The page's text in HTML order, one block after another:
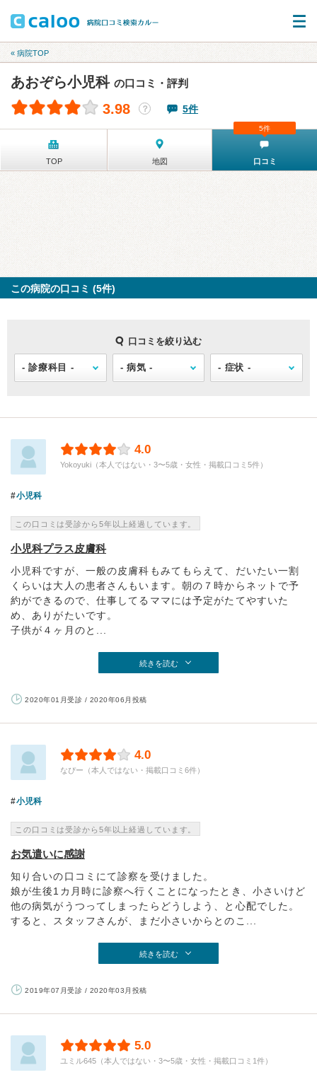
« 病院TOP
あおぞら小児科 の口コミ・評判
3.98 ？ 5件
TOP 地図 口コミ
5件
この病院の口コミ (5件)
口コミを絞り込む
4.0
Yokoyuki（本人ではない・3〜5歳・女性・掲載口コミ5件）
小児科
この口コミは受診から5年以上経過しています。
小児科プラス皮膚科
小児科ですが、一般の皮膚科もみてもらえて、だいたい一割
くらいは大人の患者さんもいます。朝の７時からネットで予
約ができるので、仕事してるママには予定がたてやすいた
め、ありがたいです。
子供が４ヶ月のと...
続きを読む
2020年01月受診 / 2020年06月投稿
4.0
なぴー（本人ではない・掲載口コミ6件）
小児科
この口コミは受診から5年以上経過しています。
お気遣いに感謝
知り合いの口コミにて診察を受けました。
娘が生後1カ月時に診察へ行くことになったとき、小さいけど
他の病気がうつってしまったらどうしよう、と心配でした。
すると、スタッフさんが、まだ小さいからとのこ...
続きを読む
2019年07月受診 / 2020年03月投稿
5.0
ユミル645（本人ではない・3〜5歳・女性・掲載口コミ1件）